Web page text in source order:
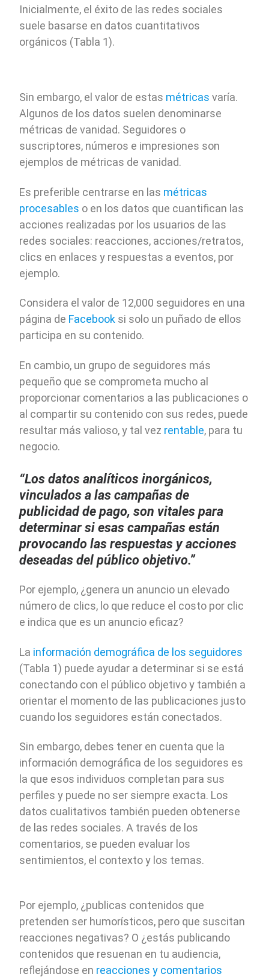
Inicialmente, el éxito de las redes sociales
suele basarse en datos cuantitativos
orgánicos (Tabla 1).
Sin embargo, el valor de estas métricas varía.
Algunos de los datos suelen denominarse
métricas de vanidad. Seguidores o
suscriptores, números e impresiones son
ejemplos de métricas de vanidad.
Es preferible centrarse en las métricas
procesables o en los datos que cuantifican las
acciones realizadas por los usuarios de las
redes sociales: reacciones, acciones/retratos,
clics en enlaces y respuestas a eventos, por
ejemplo.
Considera el valor de 12,000 seguidores en una
página de Facebook si solo un puñado de ellos
participa en su contenido.
En cambio, un grupo de seguidores más
pequeño que se comprometa mucho al
proporcionar comentarios a las publicaciones o
al compartir su contenido con sus redes, puede
resultar más valioso, y tal vez rentable, para tu
negocio.
“Los datos analíticos inorgánicos,
vinculados a las campañas de
publicidad de pago, son vitales para
determinar si esas campañas están
provocando las respuestas y acciones
deseadas del público objetivo.”
Por ejemplo, ¿genera un anuncio un elevado
número de clics, lo que reduce el costo por clic
e indica que es un anuncio eficaz?
La información demográfica de los seguidores
(Tabla 1) puede ayudar a determinar si se está
conectando con el público objetivo y también a
orientar el momento de las publicaciones justo
cuando los seguidores están conectados.
Sin embargo, debes tener en cuenta que la
información demográfica de los seguidores es
la que esos individuos completan para sus
perfiles y puede no ser siempre exacta. Los
datos cualitativos también pueden obtenerse
de las redes sociales. A través de los
comentarios, se pueden evaluar los
sentimientos, el contexto y los temas.
Por ejemplo, ¿publicas contenidos que
pretenden ser humorísticos, pero que suscitan
reacciones negativas? O ¿estás publicando
contenidos que resuenan en tu audiencia,
reflejándose en reacciones y comentarios